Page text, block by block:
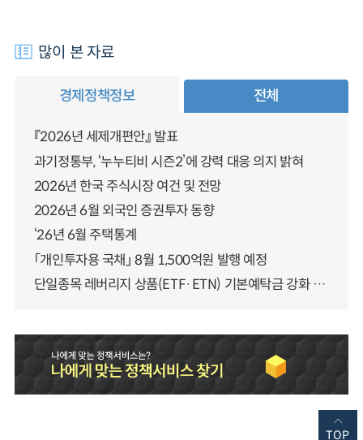
많이 본 자료
경제정책정보 전체
『2026년 세제개편안』 발표
과기정통부, ‘누누티비 시즌2’에 강력 대응 의지 밝혀
2026년 한국 주식시장 여건 및 전망
2026년 6월 외국인 증권투자 동향
‘26년 6월 주택통계
「개인투자용 국채」 8월 1,500억원 발행 예정
단일종목 레버리지 상품(ETF·ETN) 기본예탁금 강화 조기시행 방안 안내
TOP